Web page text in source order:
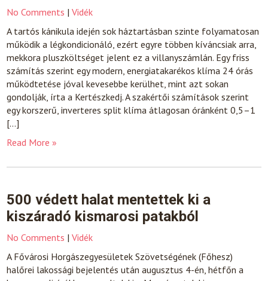
No Comments |Vidék
A tartós kánikula idején sok háztartásban szinte folyamatosan
működik a légkondicionáló, ezért egyre többen kíváncsiak arra,
mekkora pluszköltséget jelent ez a villanyszámlán. Egy friss
számítás szerint egy modern, energiatakarékos klíma 24 órás
működtetése jóval kevesebbe kerülhet, mint azt sokan
gondolják, írta a Kertészkedj. A szakértői számítások szerint
egy korszerű, inverteres split klíma átlagosan óránként 0,5–1
[…]
Read More »
500 védett halat mentettek ki a
kiszáradó kismarosi patakból
No Comments |Vidék
A Fővárosi Horgászegyesületek Szövetségének (Főhesz)
halőrei lakossági bejelentés után augusztus 4-én, hétfőn a